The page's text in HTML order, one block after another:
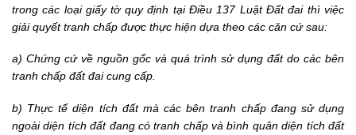
trong các loại giấy tờ quy định tại Điều 137 Luật Đất đai thì việc
giải quyết tranh chấp được thực hiện dựa theo các căn cứ sau:
a) Chứng cứ về nguồn gốc và quá trình sử dụng đất do các bên
tranh chấp đất đai cung cấp.
b) Thực tế diện tích đất mà các bên tranh chấp đang sử dụng
ngoài diện tích đất đang có tranh chấp và bình quân diện tích đất